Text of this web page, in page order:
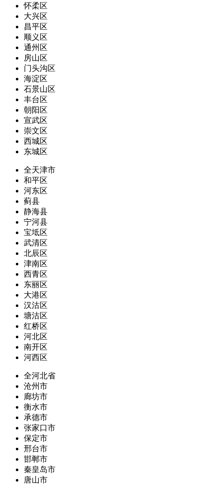
怀柔区
大兴区
昌平区
顺义区
通州区
房山区
门头沟区
海淀区
石景山区
丰台区
朝阳区
宣武区
崇文区
西城区
东城区
全天津市
和平区
河东区
蓟县
静海县
宁河县
宝坻区
武清区
北辰区
津南区
西青区
东丽区
大港区
汉沽区
塘沽区
红桥区
河北区
南开区
河西区
全河北省
沧州市
廊坊市
衡水市
承德市
张家口市
保定市
邢台市
邯郸市
秦皇岛市
唐山市